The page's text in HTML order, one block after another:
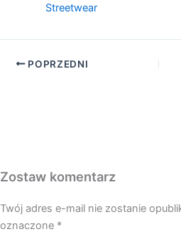
Streetwear
POPRZEDNI
Zostaw komentarz
Twój adres e-mail nie zostanie
oznaczone *